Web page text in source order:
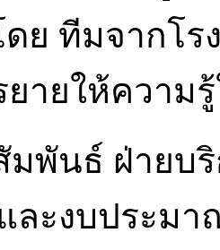
ย ทีมจากโร
ายให้ความ
มพันธ์ ฝ่ายบ
ละงบประมา